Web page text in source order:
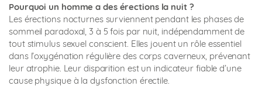
Pourquoi un homme a des érections la nuit ?
Les érections nocturnes surviennent pendant les phases de
sommeil paradoxal, 3 à 5 fois par nuit, indépendamment de
tout stimulus sexuel conscient. Elles jouent un rôle essentiel
dans l’oxygénation régulière des corps caverneux, prévenant
leur atrophie. Leur disparition est un indicateur fiable d’une
cause physique à la dysfonction érectile.